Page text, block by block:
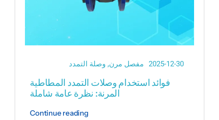
2025-12-30 مفصل مرن, وصلة التمدد
فوائد استخدام وصلات التمدد المطاطية
المرنة: نظرة عامة شاملة
Continue reading